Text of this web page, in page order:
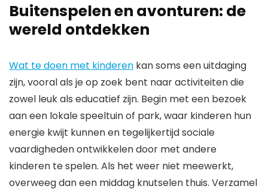
Buitenspelen en avonturen: de
wereld ontdekken
Wat te doen met kinderen kan soms een uitdaging
zijn, vooral als je op zoek bent naar activiteiten die
zowel leuk als educatief zijn. Begin met een bezoek
aan een lokale speeltuin of park, waar kinderen hun
energie kwijt kunnen en tegelijkertijd sociale
vaardigheden ontwikkelen door met andere
kinderen te spelen. Als het weer niet meewerkt,
overweeg dan een middag knutselen thuis. Verzamel